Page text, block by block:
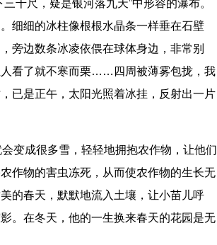
千尺，疑是银河落九天”中形容的瀑布。
细细的冰柱像根根水晶条一样垂在石壁
旁边数条冰凌依偎在球体身边，非常别
看了就不寒而栗……四周被薄雾包拢，我
已是正午，太阳光照着冰挂，反射出一片
成很多雪，轻轻地拥抱农作物，让他们
作物的害虫冻死，从而使农作物的生长无
的春天，默默地流入土壤，让小苗儿呼
。在冬天，他的一生换来春天的花园是无